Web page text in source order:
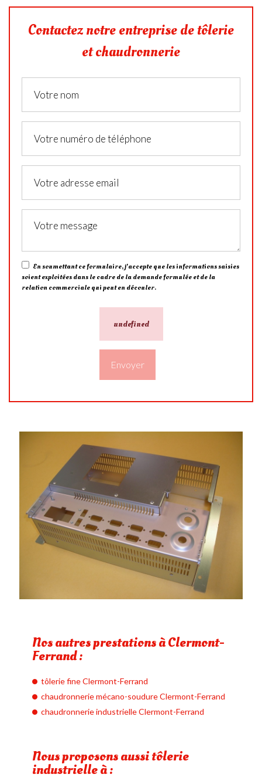
Contactez notre entreprise de tôlerie
et chaudronnerie
En soumettant ce formulaire, j'accepte que les informations saisies
soient exploitées dans le cadre de la demande formulée et de la
relation commerciale qui peut en découler.
undefined
Nos autres prestations à Clermont-
Ferrand :
tôlerie fine Clermont-Ferrand
chaudronnerie mécano-soudure Clermont-Ferrand
chaudronnerie industrielle Clermont-Ferrand
Nous proposons aussi tôlerie
industrielle à :